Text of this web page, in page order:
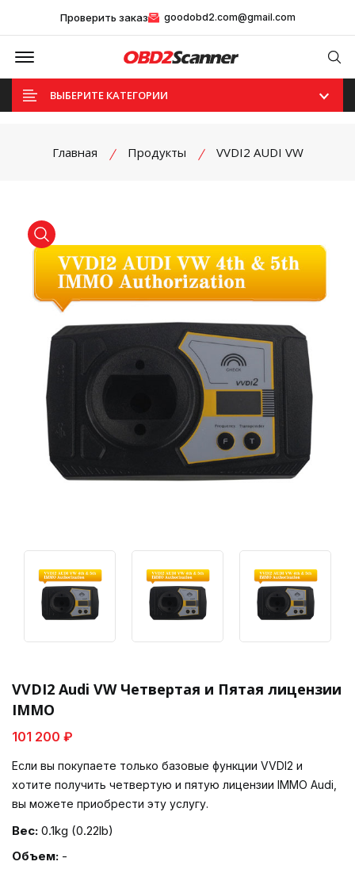
Проверить заказ goodobd2.com@gmail.com
Offcanvas Menu Open
ВЫБЕРИТЕ КАТЕГОРИИ
Главная Продукты VVDI2 AUDI VW
product view
VVDI2 Audi VW Четвертая и Пятая лицензии
IMMO
101 200 ₽
Если вы покупаете только базовые функции VVDI2 и
хотите получить четвертую и пятую лицензии IMMO Audi,
вы можете приобрести эту услугу.
Вес: 0.1kg (0.22lb)
Объем: -